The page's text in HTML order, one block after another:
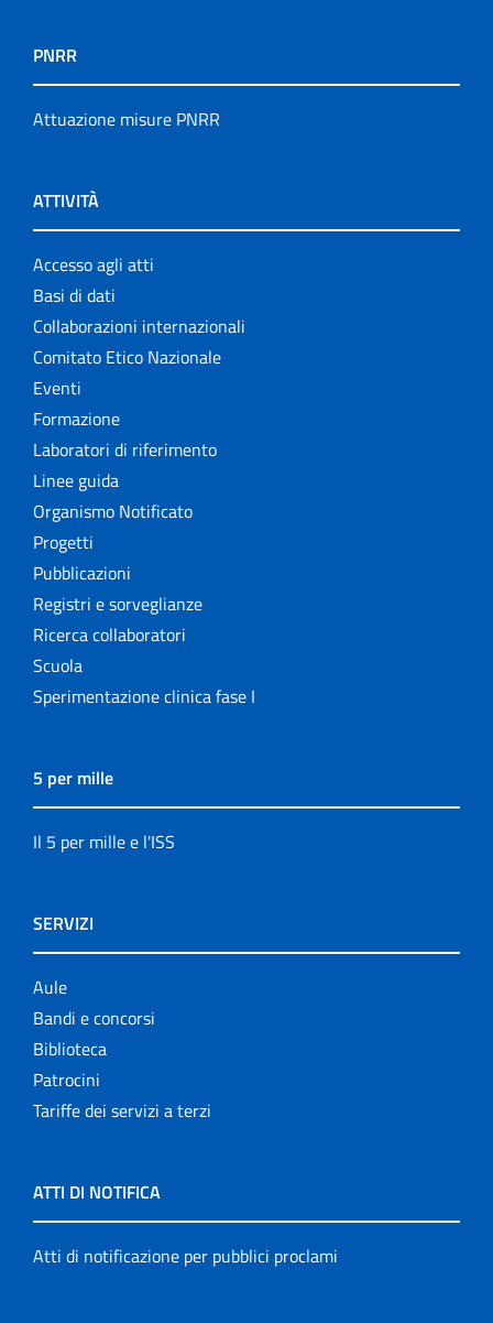
PNRR
Attuazione misure PNRR
ATTIVITÀ
Accesso agli atti
Basi di dati
Collaborazioni internazionali
Comitato Etico Nazionale
Eventi
Formazione
Laboratori di riferimento
Linee guida
Organismo Notificato
Progetti
Pubblicazioni
Registri e sorveglianze
Ricerca collaboratori
Scuola
Sperimentazione clinica fase I
5 per mille
Il 5 per mille e l'ISS
SERVIZI
Aule
Bandi e concorsi
Biblioteca
Patrocini
Tariffe dei servizi a terzi
ATTI DI NOTIFICA
Atti di notificazione per pubblici proclami